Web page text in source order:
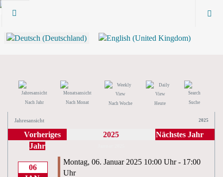
Nach Jahr Nach Monat Nach Woche Heute Suche
Jahresansicht 2025
Vorheriges
Jahr
2025 Nächstes Jahr
06
Montag, 06. Januar 2025 10:00 Uhr - 17:00
Uhr